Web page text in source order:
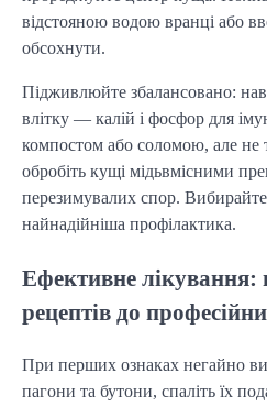
відстояною водою вранці або
обсохнути.
Підживлюйте збалансовано:
влітку — калій і фосфор для
компостом або соломою, але не
обробіть кущі мідьвмісними
перезимувалих спор.
найнадійніша профілактика.
Ефективне лікування:
рецептів до
При перших ознаках негайно
пагони та бутони, спаліть їх